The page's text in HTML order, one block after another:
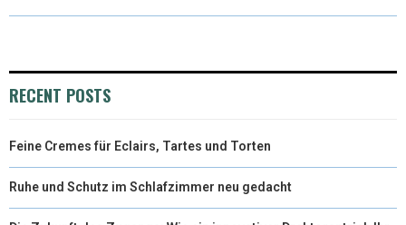
T
)
O R D
RECENT POSTS
Feine Cremes für Eclairs, Tartes und Torten
Ruhe und Schutz im Schlafzimmer neu gedacht